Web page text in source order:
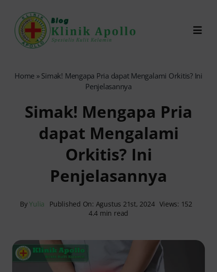
content
Reservasi Online
Home » Simak! Mengapa Pria dapat Mengalami Orkitis? Ini
Penjelasannya
Simak! Mengapa Pria
dapat Mengalami
Orkitis? Ini
Penjelasannya
ByYulia Published On: Agustus 21st, 2024 Views: 152
4.4 min read